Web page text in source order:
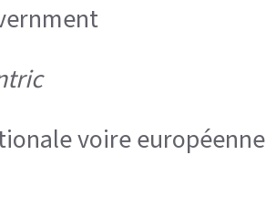
voire européenne